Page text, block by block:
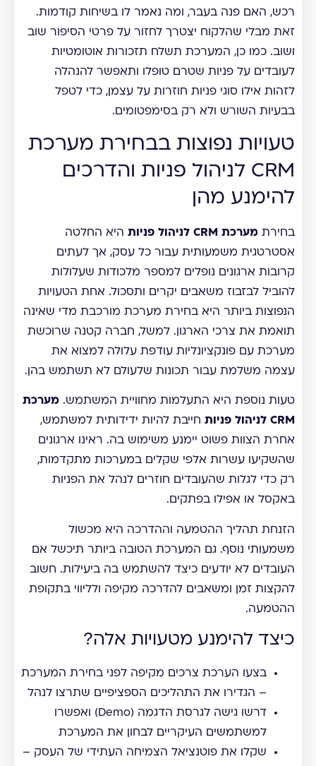
רכש, האם פנה בעבר, ומה נאמר לו בשיחות קודמות.
זאת מבלי שהלקוח יצטרך לחזור על פרטי הסיפור שוב
ושוב. כמו כן, המערכת תשלח תזכורות אוטומטיות
לעובדים על פניות שטרם טופלו ותאפשר להנהלה
לזהות אילו סוגי פניות חוזרות על עצמן, כדי לטפל
בבעיות השורש ולא רק בסימפטומים.
טעויות נפוצות בבחירת מערכת
CRM לניהול פניות והדרכים
להימנע מהן
בחירת מערכת CRM לניהול פניות
היא החלטה
אסטרטגית משמעותית עבור כל עסק, אך לעתים
קרובות ארגונים נופלים למספר מלכודות שעלולות
להוביל לבזבוז משאבים יקרים ותסכול. אחת הטעויות
הנפוצות ביותר היא בחירת מערכת מורכבת מדי שאינה
תואמת את צרכי הארגון. למשל, חברה קטנה שרוכשת
מערכת עם פונקציונליות עודפת עלולה למצוא את
עצמה משלמת עבור תכונות שלעולם לא תשתמש בהן.
טעות נוספת היא התעלמות מחוויית המשתמש. מערכת
CRM לניהול פניות
חייבת להיות ידידותית למשתמש,
אחרת הצוות פשוט יימנע משימוש בה. ראינו ארגונים
שהשקיעו עשרות אלפי שקלים במערכות מתקדמות,
רק כדי לגלות שהעובדים חוזרים לנהל את הפניות
באקסל או אפילו בפתקים.
הזנחת תהליך ההטמעה וההדרכה היא מכשול
משמעותי נוסף. גם המערכת הטובה ביותר תיכשל אם
העובדים לא יודעים כיצד להשתמש בה ביעילות. חשוב
להקצות זמן ומשאבים להדרכה מקיפה ולליווי בתקופת
ההטמעה.
כיצד להימנע מטעויות אלה?
בצעו הערכת צרכים מקיפה לפני בחירת המערכת
– הגדירו את התהליכים הספציפיים שתרצו לנהל
דרשו גישה לגרסת הדגמה (Demo) ואפשרו
למשתמשים העיקריים לבחון את המערכת
שקלו את פוטנציאל הצמיחה העתידי של העסק –